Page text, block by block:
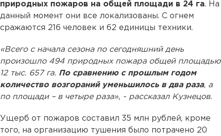
природных пожаров на общей площади в 24 га. На
данный момент они все локализованы. С огнем
сражаются 216 человек и 62 единицы техники.
«Всего с начала сезона по сегодняшний день
произошло 494 природных пожара общей площадью
12 тыс. 657 га. По сравнению с прошлым годом
количество возгораний уменьшилось в два раза, а
по площади – в четыре раза», - рассказал Кузнецов.
Ущерб от пожаров составил 35 млн рублей, кроме
того, на организацию тушения было потрачено 20